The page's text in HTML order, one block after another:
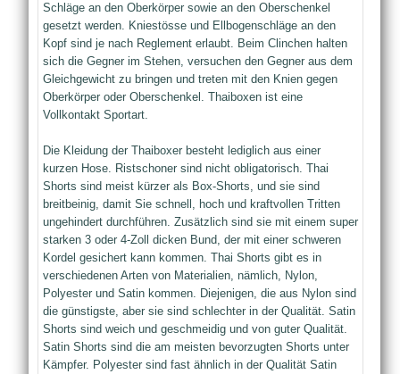
Schläge an den Oberkörper sowie an den Oberschenkel
gesetzt werden. Kniestösse und Ellbogenschläge an den
Kopf sind je nach Reglement erlaubt. Beim Clinchen halten
sich die Gegner im Stehen, versuchen den Gegner aus dem
Gleichgewicht zu bringen und treten mit den Knien gegen
Oberkörper oder Oberschenkel. Thaiboxen ist eine
Vollkontakt Sportart.
Die Kleidung der Thaiboxer besteht lediglich aus einer
kurzen Hose. Ristschoner sind nicht obligatorisch. Thai
Shorts sind meist kürzer als Box-Shorts, und sie sind
breitbeinig, damit Sie schnell, hoch und kraftvollen Tritten
ungehindert durchführen. Zusätzlich sind sie mit einem super
starken 3 oder 4-Zoll dicken Bund, der mit einer schweren
Kordel gesichert kann kommen. Thai Shorts gibt es in
verschiedenen Arten von Materialien, nämlich, Nylon,
Polyester und Satin kommen. Diejenigen, die aus Nylon sind
die günstigste, aber sie sind schlechter in der Qualität. Satin
Shorts sind weich und geschmeidig und von guter Qualität.
Satin Shorts sind die am meisten bevorzugten Shorts unter
Kämpfer. Polyester sind fast ähnlich in der Qualität Satin